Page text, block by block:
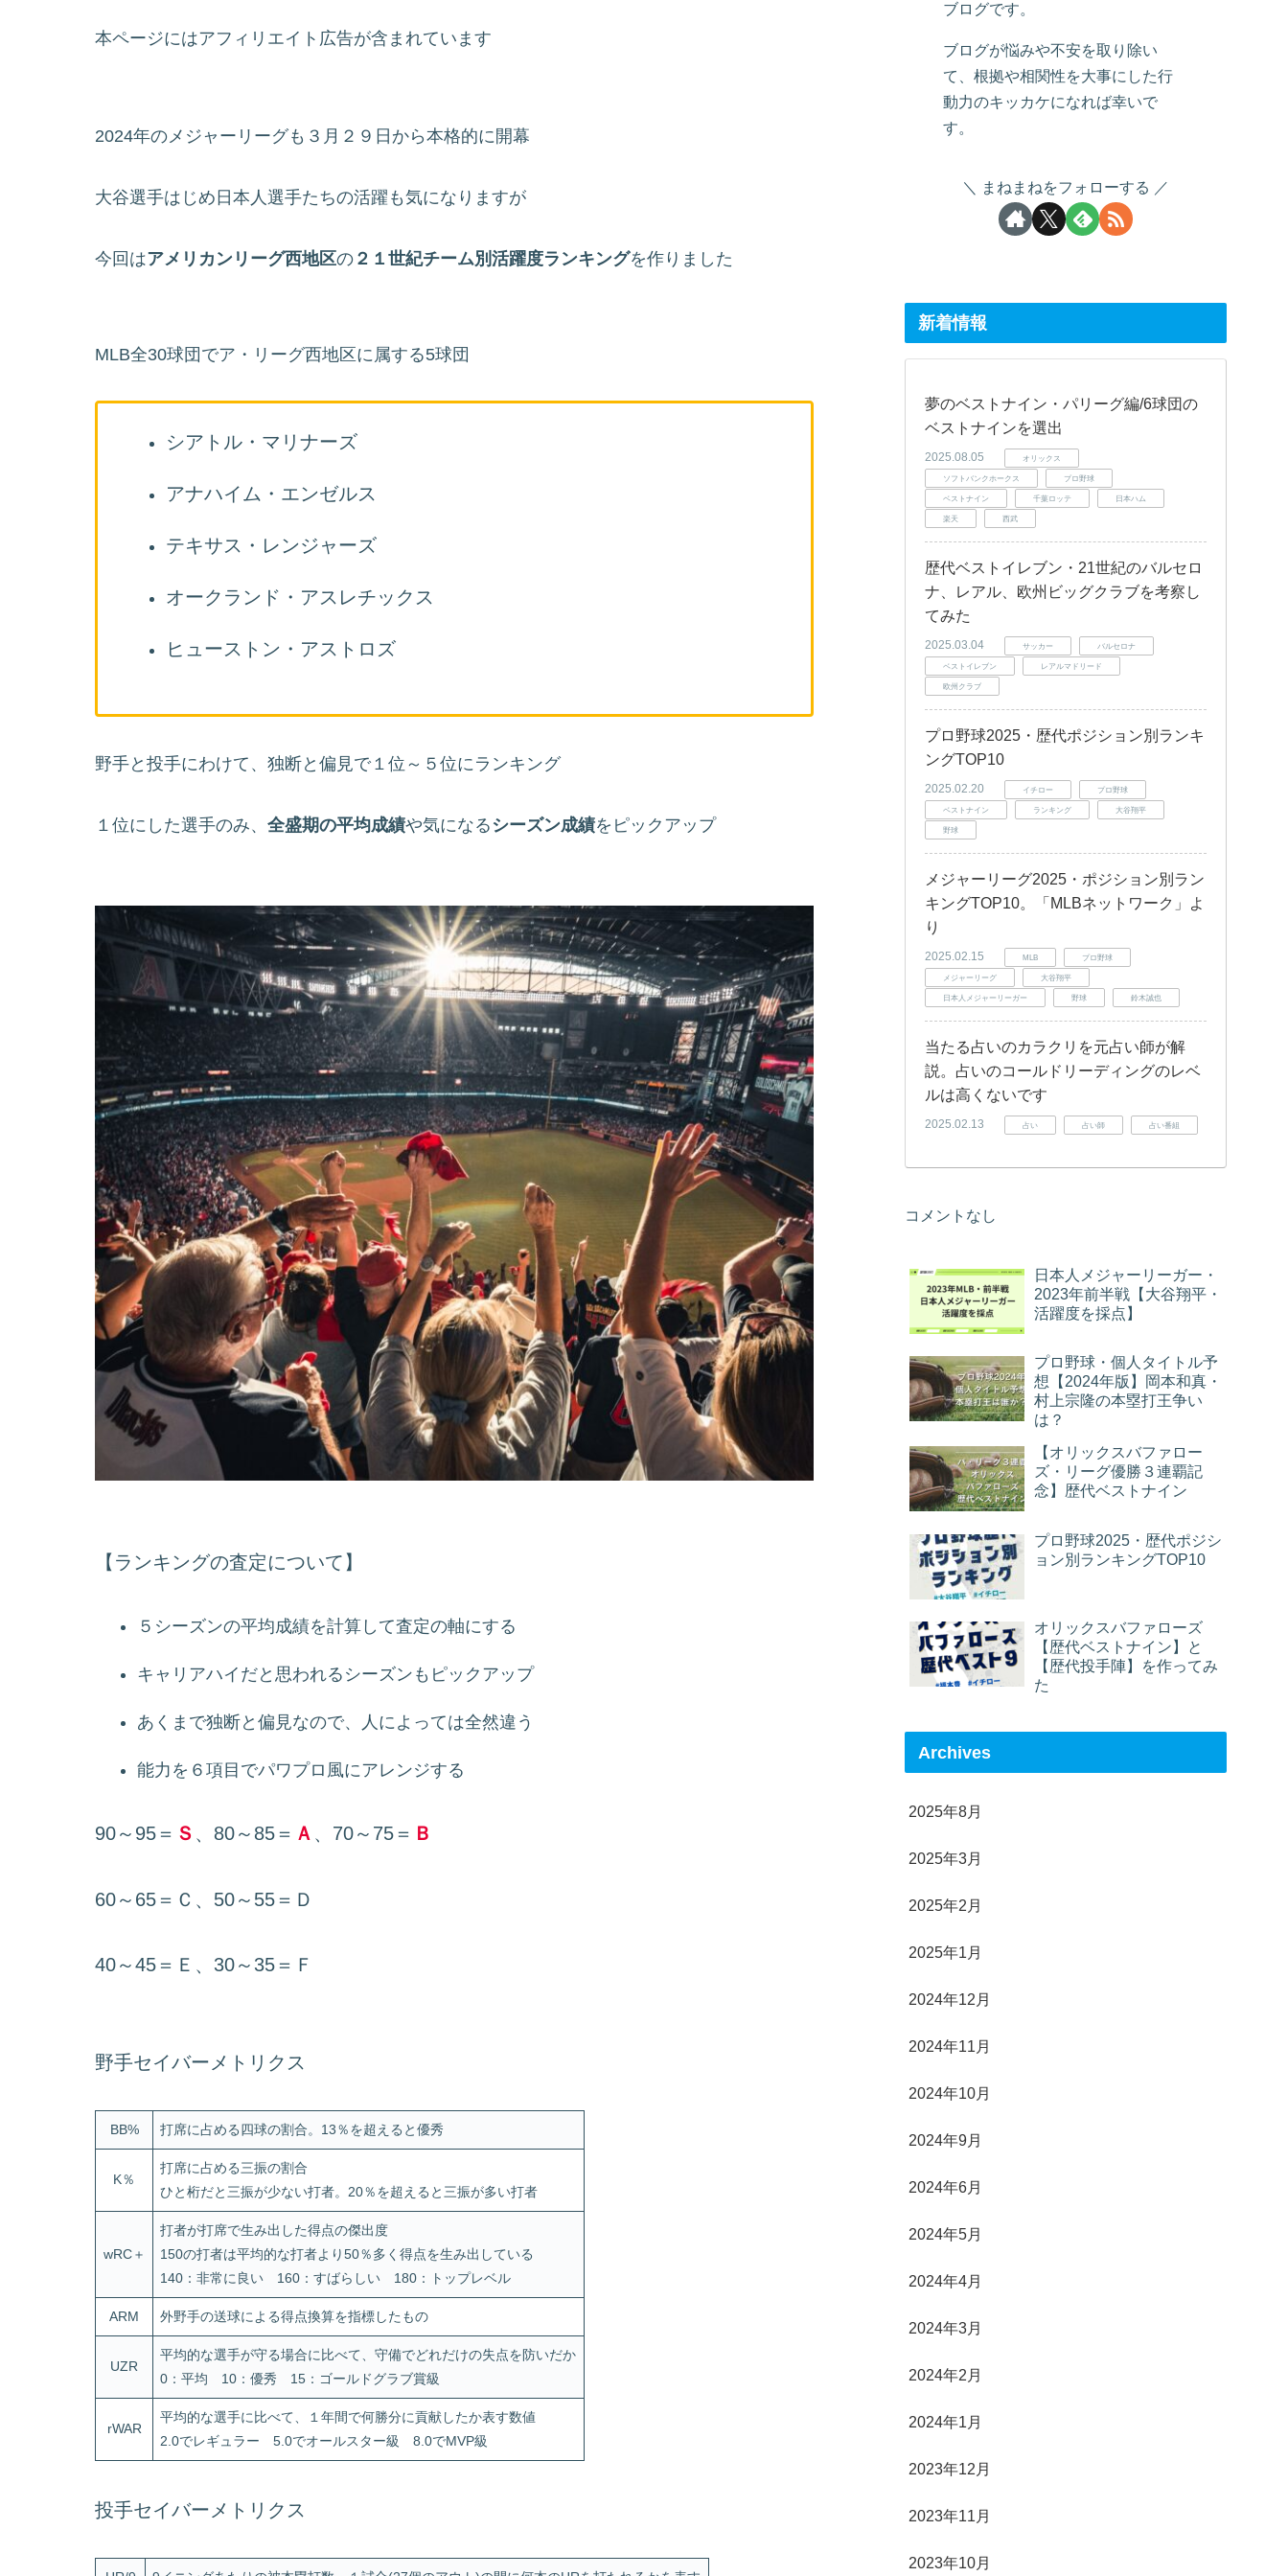
本ページにはアフィリエイト広告が含まれています
2024年のメジャーリーグも３月２９日から本格的に開幕
大谷選手はじめ日本人選手たちの活躍も気になりますが
今回はアメリカンリーグ西地区の ２１世紀チーム別活躍度ランキングを作りました
MLB全30球団でア・リーグ西地区に属する5球団
シアトル・マリナーズ
アナハイム・エンゼルス
テキサス・レンジャーズ
オークランド・アスレチックス
ヒューストン・アストロズ
野手と投手にわけて、独断と偏見で１位～５位にランキング
１位にした選手のみ、 全盛期の平均成績や気になる シーズン成績をピックアップ
【ランキングの査定について】
５シーズンの平均成績を計算して査定の軸にする
キャリアハイだと思われるシーズンもピックアップ
あくまで独断と偏見なので、人によっては全然違う
能力を６項目でパワプロ風にアレンジする
90～95＝ Ｓ 、80～85＝ Ａ 、70～75＝ Ｂ
60～65＝Ｃ、50～55＝Ｄ
40～45＝Ｅ、30～35＝Ｆ
野手セイバーメトリクス
BB% 打席に占める四球の割合。13％を超えると優秀
K％
打席に占める三振の割合
ひと桁だと三振が少ない打者。20％を超えると三振が多い打者
wRC＋
打者が打席で生み出した得点の傑出度
150の打者は平均的な打者より50％多く得点を生み出している
140：非常に良い 160：すばらしい 180：トップレベル
ARM 外野手の送球による得点換算を指標したもの
UZR
平均的な選手が守る場合に比べて、守備でどれだけの失点を防いだか
0：平均 10：優秀 15：ゴールドグラブ賞級
rWAR
平均的な選手に比べて、１年間で何勝分に貢献したか表す数値
2.0でレギュラー 5.0でオールスター級 8.0でMVP級
投手セイバーメトリクス
ブログです。
ブログが悩みや不安を取り除い
て、根拠や相関性を大事にした行
動力のキッカケになれば幸いで
す。
まねまねをフォローする
新着情報
夢のベストナイン・パリーグ編/6球団の
ベストナインを選出
2025.08.05 オリックス
ソフトバンクホークス プロ野球
ベストナイン 千葉ロッテ 日本ハム
楽天 西武
歴代ベストイレブン・21世紀のバルセロ
ナ、レアル、欧州ビッグクラブを考察し
てみた
2025.03.04 サッカー バルセロナ
ベストイレブン レアルマドリード
欧州クラブ
プロ野球2025・歴代ポジション別ランキ
ングTOP10
2025.02.20 イチロー プロ野球
ベストナイン ランキング 大谷翔平
野球
メジャーリーグ2025・ポジション別ラン
キングTOP10。「MLBネットワーク」よ
り
2025.02.15 MLB プロ野球
メジャーリーグ 大谷翔平
日本人メジャーリーガー 野球 鈴木誠也
当たる占いのカラクリを元占い師が解
説。占いのコールドリーディングのレベ
ルは高くないです
2025.02.13 占い 占い師 占い番組
コメントなし
日本人メジャーリーガー・
2023年前半戦【大谷翔平・
活躍度を採点】
プロ野球・個人タイトル予
想【2024年版】岡本和真・
村上宗隆の本塁打王争い
は？
【オリックスバファロー
ズ・リーグ優勝３連覇記
念】歴代ベストナイン
プロ野球2025・歴代ポジシ
ョン別ランキングTOP10
オリックスバファローズ
【歴代ベストナイン】と
【歴代投手陣】を作ってみ
た
Archives
2025年8月
2025年3月
2025年2月
2025年1月
2024年12月
2024年11月
2024年10月
2024年9月
2024年6月
2024年5月
2024年4月
2024年3月
2024年2月
2024年1月
2023年12月
2023年11月
2023年10月